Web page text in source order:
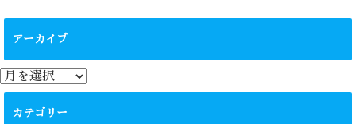
アーカイブ
ア
ー
カテゴリー